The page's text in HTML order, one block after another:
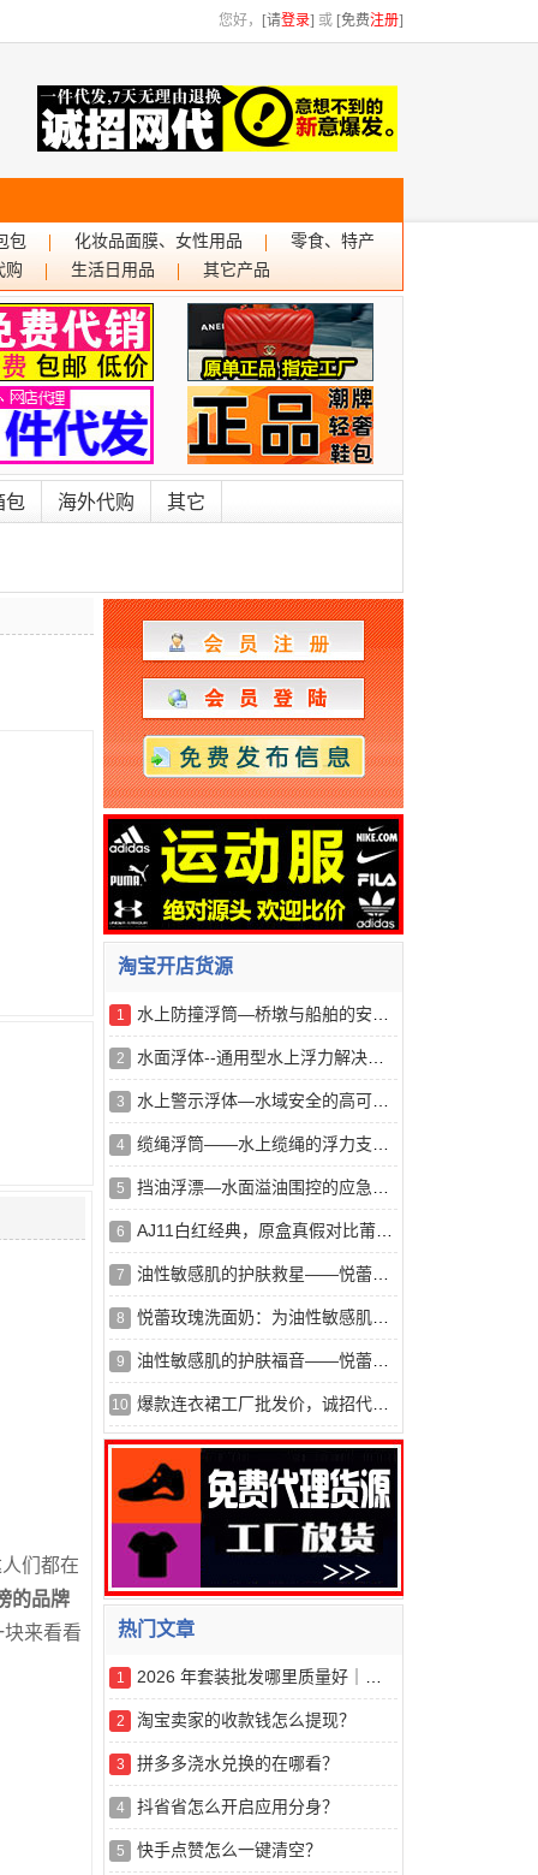
您好， [请登录] 或 [免费注册]
包 化妆品面膜、女性用品
零食、特产
购
生活日用品 其它产品
包 海外代购 其它
们都在
的品牌
来看看
淘宝开店货源
1 水上防撞浮筒—桥墩与船舶的安全缓冲器
2 水面浮体--通用型水上浮力解决方案
3 水上警示浮体—水域安全的高可见度标识
4 缆绳浮筒——水上缆绳的浮力支撑与保护
5 挡油浮漂—水面溢油围控的应急屏障
6 AJ11白红经典，原盒真假对比莆田鞋对比*莆田鞋。区别在哪？
7 油性敏感肌的护肤救星——悦蕾洗面奶
8 悦蕾玫瑰洗面奶：为油性敏感肌开启护肤新篇
9 油性敏感肌的护肤福音——悦蕾玫瑰莹润净颜慕斯
10 爆款连衣裙工厂批发价，诚招代理一件代发
热门文章
1 2026 年套装批发哪里质量好｜五大线上服装采购渠道专业实测解读
2 淘宝卖家的收款钱怎么提现？
3 拼多多浇水兑换的在哪看？
4 抖省省怎么开启应用分身？
5 快手点赞怎么一键清空？